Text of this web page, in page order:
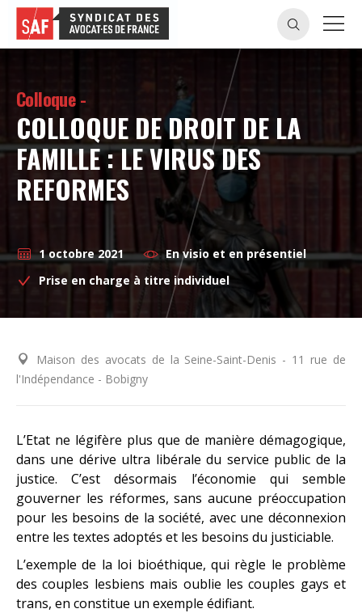
Colloque -
COLLOQUE DE DROIT DE LA
FAMILLE : LE VIRUS DES
REFORMES
1 octobre 2021
En visio et en présentiel
Prise en charge à titre individuel
Maison des avocats de la Seine-Saint-Denis - 11 rue de
l'Indépendance - Bobigny
L’Etat ne légifère plus que de manière démagogique,
dans une dérive ultra libérale du service public de la
justice. C’est désormais l’économie qui semble
gouverner les réformes, sans aucune préoccupation
pour les besoins de la société, avec une déconnexion
entre les textes adoptés et les besoins du justiciable.
L’exemple de la loi bioéthique, qui règle le problème
des couples lesbiens mais oublie les couples gays et
trans, en constitue un exemple édifiant.